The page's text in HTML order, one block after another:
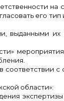
его
выданными
области»: